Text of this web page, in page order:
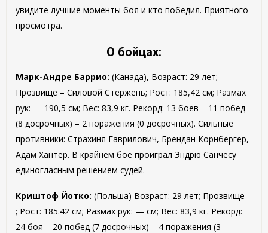
увидите лучшие моменты боя и кто победил. Приятного
просмотра.
О бойцах:
Марк-Андре Баррио: (Канада), Возраст: 29 лет;
Прозвище – Силовой Стержень; Рост: 185,42 см; Размах
рук: — 190,5 см; Вес: 83,9 кг. Рекорд: 13 боев – 11 побед
(8 досрочных) – 2 поражения (0 досрочных). Сильные
противники: Страхиня Гаврилович, Брендан Корнбергер,
Адам Хантер. В крайнем бое проиграл Эндрю Санчесу
единогласным решением судей.
Криштоф Йотко: (Польша) Возраст: 29 лет; Прозвище –
; Рост: 185.42 см; Размах рук: — см; Вес: 83,9 кг. Рекорд:
24 боя – 20 побед (7 досрочных) – 4 поражения (3